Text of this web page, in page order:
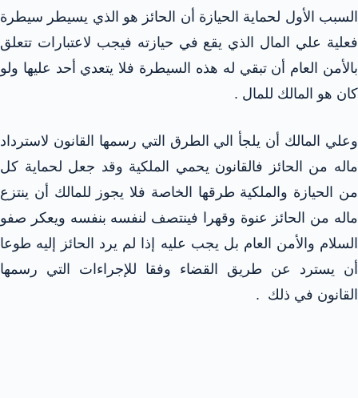
السبب الأول لحماية الحيازة أن الحائز هو الذي يسيطر سيطرة
فعلية علي المال الذي يقع في حيازته فيجب لاعتبارات تتعلق
بالأمن العام أن تبقي له هذه السيطرة فلا يتعدي أحد عليها ولو
كان هو المالك للمال .
وعلي المالك أن يلجأ الي الطرق التي رسمها القانون لاسترداد
ماله من الحائز فالقانون يحمي الملكية وقد جعل لحماية كل
من الحيازة والملكية طرقها الخاصة فلا يجوز للمالك أن ينتزع
ماله من الحائز عنوة وقهرا فينتصف لنفسه بنفسه ويعكر صفو
السلام والأمن العام بل يجب عليه إذا لم يرد الحائز إليه طوعا
أن يسترد عن طريق القضاء وفقا للإجراءات التي رسمها
القانون في ذلك .